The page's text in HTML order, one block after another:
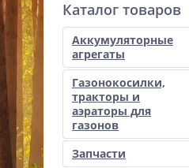
Каталог товаров
Аккумуляторные
агрегаты
Газонокосилки,
тракторы и
аэраторы для
газонов
Запчасти